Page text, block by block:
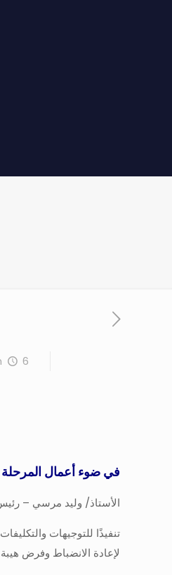
6 مايو، 2026
في ضوء أعمال المرحلة الأولى من
الأستاذ/ وليد مرسي – رئيس
تنفيذًا للتوجيهات
لإعادة الانضباط وفرض